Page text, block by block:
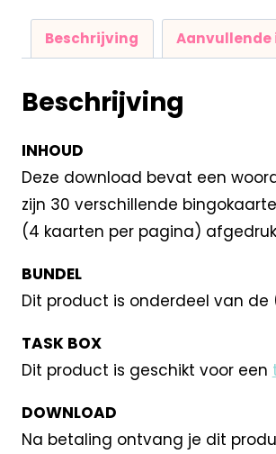
Beschrijving
Beschrijving
INHOUD
Deze download bevat een
zijn 30 verschillende
(4 kaarten per pagina)
BUNDEL
Dit product is onderdeel van
TASK BOX
Dit product is geschikt voor een
DOWNLOAD
Na betaling ontvang je dit